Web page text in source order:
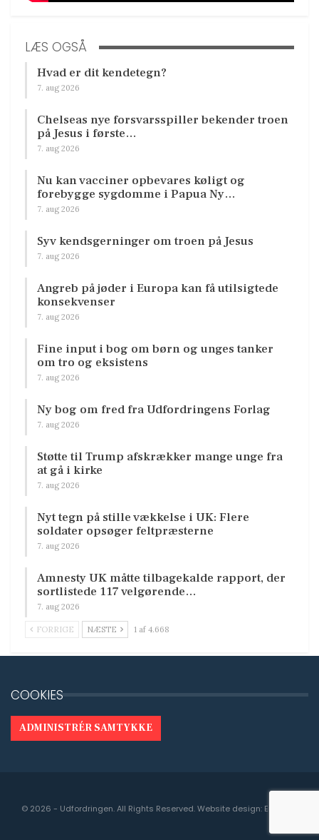
LÆS OGSÅ
Hvad er dit kendetegn?
7. aug 2026
Chelseas nye forsvarsspiller bekender troen
på Jesus i første…
7. aug 2026
Nu kan vacciner opbevares køligt og
forebygge sygdomme i Papua Ny…
7. aug 2026
Syv kendsgerninger om troen på Jesus
7. aug 2026
Angreb på jøder i Europa kan få utilsigtede
konsekvenser
7. aug 2026
Fine input i bog om børn og unges tanker
om tro og eksistens
7. aug 2026
Ny bog om fred fra Udfordringens Forlag
7. aug 2026
Støtte til Trump afskrækker mange unge fra
at gå i kirke
7. aug 2026
Nyt tegn på stille vækkelse i UK: Flere
soldater opsøger feltpræsterne
7. aug 2026
Amnesty UK måtte tilbagekalde rapport, der
sortlistede 117 velgørende…
7. aug 2026
FORRIGE NÆSTE 1 af 4.668
COOKIES
ADMINISTRÉR SAMTYKKE
© 2026 - Udfordringen. All Rights Reserved.Website design: Engedal